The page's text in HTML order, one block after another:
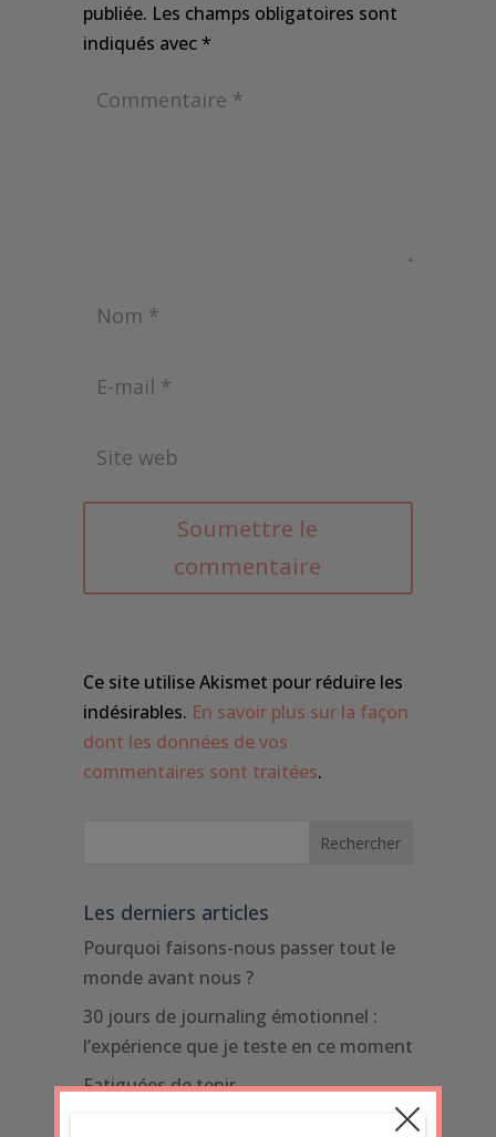
publiée. Les champs obligatoires sont
indiqués avec*
Soumettre le
commentaire
Ce site utilise Akismet pour réduire les
indésirables. En savoir plus sur la façon
dont les données de vos
commentaires sont traitées.
Les derniers articles
Pourquoi faisons-nous passer tout le
monde avant nous ?
30 jours de journaling émotionnel :
l’expérience que je teste en ce moment
Fatiguées de tenir